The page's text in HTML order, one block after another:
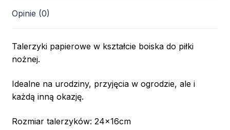
Opinie (0)
Talerzyki papierowe w kształcie boiska do piłki
nożnej.
Idealne na urodziny, przyjęcia w ogrodzie, ale i
każdą inną okazję.
Rozmiar talerzyków: 24x16cm